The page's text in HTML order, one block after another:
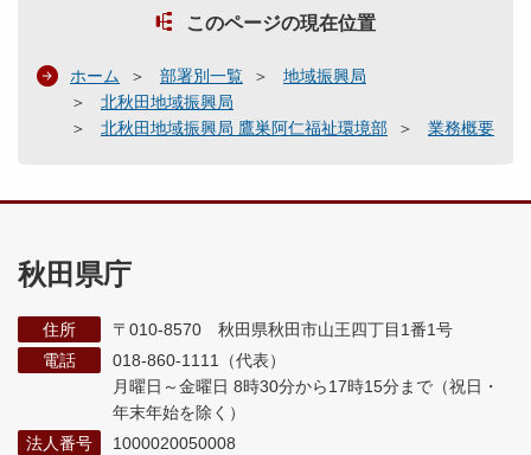
このページの現在位置
ホーム 部署別一覧
地域振興局
北秋田地域振興局
北秋田地域振興局 鷹巣阿仁福祉環境部
業務概要
秋田県庁
住所
〒010-8570 秋田県秋田市山王四丁目1番1号
電話
018-860-1111（代表）
月曜日～金曜日 8時30分から17時15分まで （祝日・
年末年始を除く）
法人番号
1000020050008